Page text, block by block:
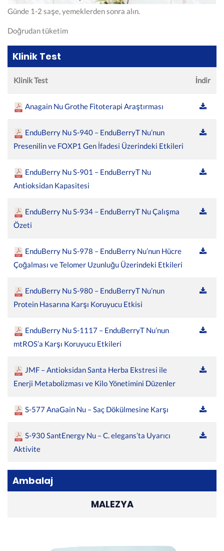
Günde 1-2 saşe, yemeklerden sonra alın.
Doğrudan tüketim
Klinik Test
Klinik Test İndir
Anagain Nu Grothe Fitoterapi Araştırması
EnduBerry Nu S-940 – EnduBerryT Nu’nun
Presenilin ve FOXP1 Gen İfadesi Üzerindeki Etkileri
EnduBerry Nu S-901 – EnduBerryT Nu
Antioksidan Kapasitesi
EnduBerry Nu S-934 – EnduBerryT Nu Çalışma
Özeti
EnduBerry Nu S-978 – EnduBerry Nu’nun Hücre
Çoğalması ve Telomer Uzunluğu Üzerindeki Etkileri
EnduBerry Nu S-980 – EnduBerryT Nu’nun
Protein Hasarına Karşı Koruyucu Etkisi
EnduBerry Nu S-1117 – EnduBerryT Nu’nun
mtROS’a Karşı Koruyucu Etkileri
JMF – Antioksidan Santa Herba Ekstresi ile
Enerji Metabolizması ve Kilo Yönetimini Düzenler
S-577 AnaGain Nu – Saç Dökülmesine Karşı
S-930 SantEnergy Nu – C. elegans’ta Uyarıcı
Aktivite
Ambalaj
MALEZYA